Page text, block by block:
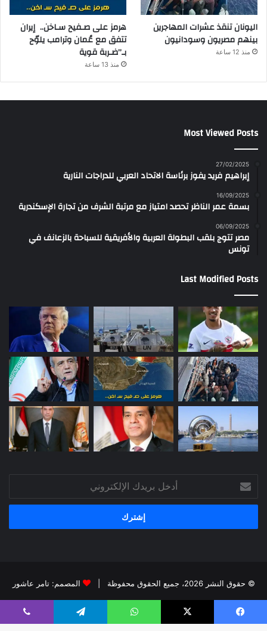
اليونان تنقذ عشرات المهاجرين
بينهم مصريون وسودانيون
منذ 12 ساعة
هرمز على صـفيح سـاخن.. إيران
تتفق مع عُمان وترامب يلوّح
بـ”ضـربة قوية
منذ 13 ساعة
Most Viewed Posts
27/02/2025
إبراهيم فريد يفوز برئاسة الاتحاد العربي للدراجات النارية
16/09/2025
بسمة عمر الناظر تحصد امتياز مع مرتبة الشرف من تجارة الإسكندرية
06/09/2025
مصر تتوج بلقب البطولة العربية والأفريقية للسباحة بالزعانف في
تونس
Last Modified Posts
بريدك
الإلكتروني
© حقوق النشر 2026، جميع الحقوق محفوظة | المصمم: تامر عاشور
فيسبوكX يوتيوبانستقرام
فيسبوك X واتساب تيلقرام ڤايبر